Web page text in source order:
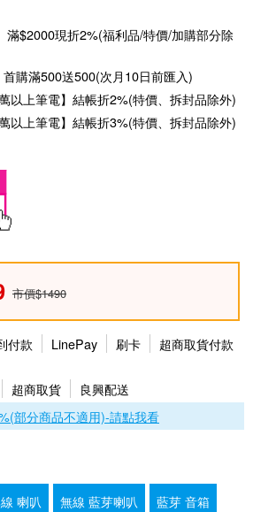
滿$2000現折2%(福利品/特價/加購部分除
首購滿500送500(次月10日前匯入)
以上筆電】結帳折2%(特價、拆封品除外)
以上筆電】結帳折3%(特價、拆封品除外)
市價$1490
付款 LinePay 刷卡 超商取貨付款
超商取貨
良興配送
部分商品不適用)-請點我看
喇叭 無線 藍芽喇叭 藍芽 音箱